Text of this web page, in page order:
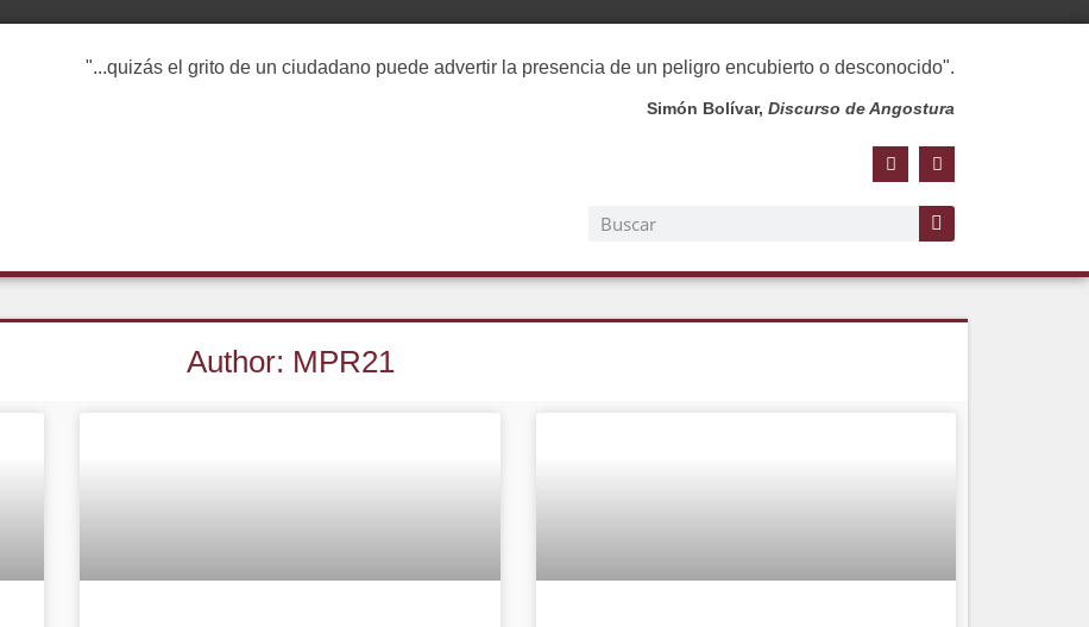
"...quizás el grito de un ciudadano puede advertir la presencia de un peligro encubierto o desconocido".
Simón Bolívar,Discurso de Angostura
Author: MPR21